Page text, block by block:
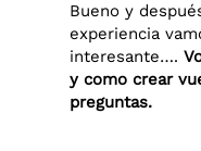
Bueno y
experiencia
interesante….
y como crear
preguntas.